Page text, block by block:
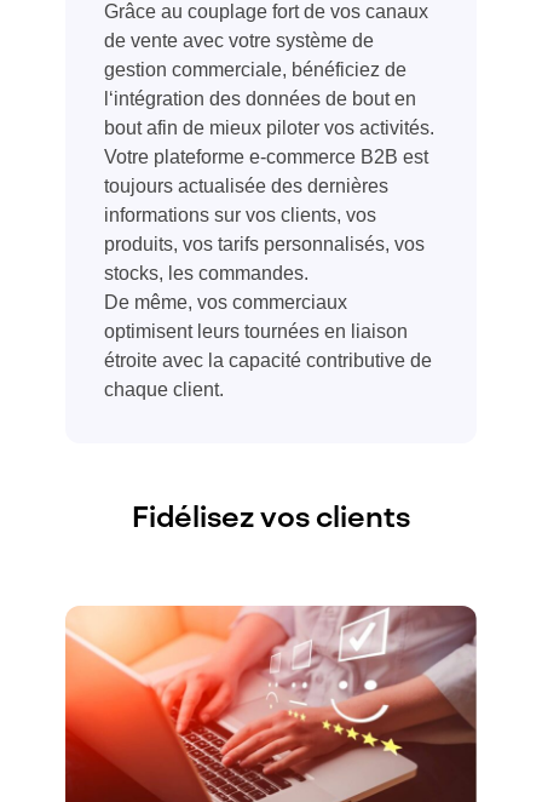
Grâce au couplage fort de vos canaux
de vente avec votre système de
gestion commerciale, bénéficiez de
l‘intégration des données de bout en
bout afin de mieux piloter vos activités.
Votre plateforme e-commerce B2B est
toujours actualisée des dernières
informations sur vos clients, vos
produits, vos tarifs personnalisés, vos
stocks, les commandes.
De même, vos commerciaux
optimisent leurs tournées en liaison
étroite avec la capacité contributive de
chaque client.
Fidélisez vos clients